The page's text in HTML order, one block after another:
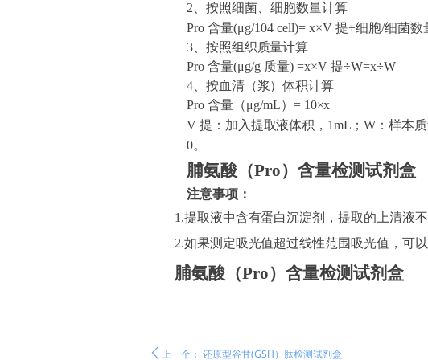
ꄴ 上一个： 还原型谷甘(GSH）肽检测试剂盒
2 、按照细菌、细胞数量计算
Pro 含量(μg/104 cell)= x×V 提÷细胞/细菌数
3、按照组织质量计算
Pro 含量(μg/g 质量) =x×V 提÷W=x÷W
4、按血清（浆）体积计算
Pro 含量（μg/mL）= 10×x
V 提：加入提取液体积， 1mL；W：样本
0。
脯氨酸（Pro）含量检测试剂盒
注意事项：
1.提取液中含有蛋白沉淀剂，提取的上清液
2.如果测定吸光值超过线性范围吸光值，可
脯氨酸（Pro） 含量检测试剂盒